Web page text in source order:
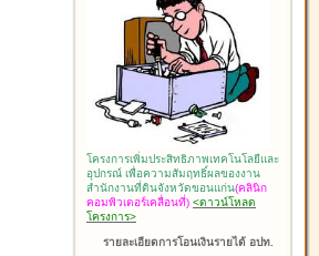
โครงการเพิ่มประสิทธิภาพเทคโนโลยีและ
อุปกรณ์ เพื่อความสัมฤทธิ์ผลของงาน
สำนักงานที่ดินจังหวัดขอนแก่น(คลินิก
คอมพิวเตอร์เคลื่อนที่) <ดาวน์โหลด
โครงการ>
รายละเอียดการโอนเงินรายได้ อปท.